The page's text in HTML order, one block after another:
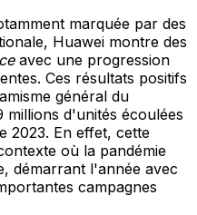
marquée par des
Huawei montre des
avec une progression
Ces résultats positifs
général du
d'unités écoulées
2023. En effet, cette
où la pandémie
démarrant l'année avec
campagnes